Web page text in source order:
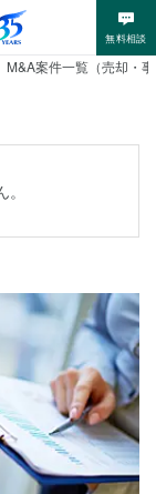
無料相談
M&A案件一覧（売却・